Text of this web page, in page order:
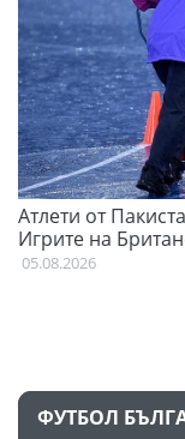
Атлети от
Игрите на
05.08.2026
ФУТБОЛ